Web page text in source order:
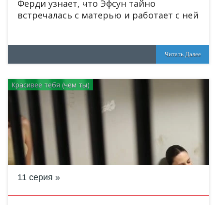
Ферди узнает, что Эфсун тайно
встречалась с матерью и работает с ней
Читать Далее
Красивее тебя (чем ты)
11 серия